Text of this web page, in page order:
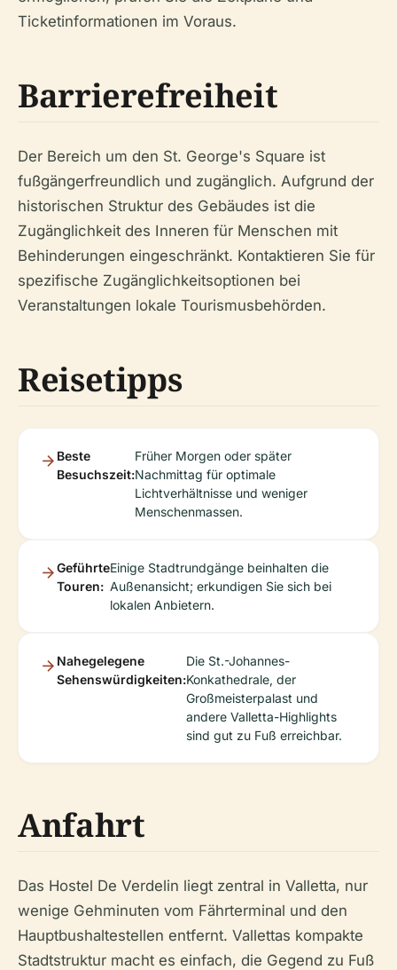
Ticketinformationen im Voraus.
Barrierefreiheit
Der Bereich um den St. George's Square ist
fußgängerfreundlich und zugänglich. Aufgrund der
historischen Struktur des Gebäudes ist die
Zugänglichkeit des Inneren für Menschen mit
Behinderungen eingeschränkt. Kontaktieren Sie für
spezifische Zugänglichkeitsoptionen bei
Veranstaltungen lokale Tourismusbehörden.
Reisetipps
Beste
Besuchszeit:
Früher Morgen oder später
Nachmittag für optimale
Lichtverhältnisse und weniger
Menschenmassen.
Geführte
Touren:
Einige Stadtrundgänge beinhalten die
Außenansicht; erkundigen Sie sich bei
lokalen Anbietern.
Nahegelegene
Sehenswürdigkeiten:
Die St.-Johannes-
Konkathedrale, der
Großmeisterpalast und
andere Valletta-Highlights
sind gut zu Fuß erreichbar.
Anfahrt
Das Hostel De Verdelin liegt zentral in Valletta, nur
wenige Gehminuten vom Fährterminal und den
Hauptbushaltestellen entfernt. Vallettas kompakte
Stadtstruktur macht es einfach, die Gegend zu Fuß